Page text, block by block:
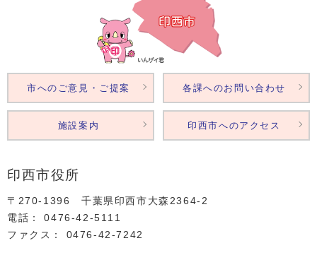
印西市役所
〒270-1396 千葉県印西市大森2364‐2
電話： 0476‐42‐5111
ファクス： 0476‐42‐7242
市へのご意見・ご提案 各課へのお問い合わせ
施設案内 印西市へのアクセス